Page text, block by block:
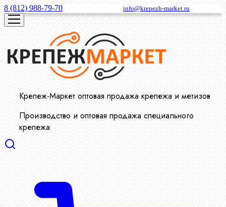
8 (812) 988-79-70 info@krepezh-market.ru
Крепеж-Маркет оптовая продажа крепежа и метизов
Производство и оптовая продажа специального
крепежа